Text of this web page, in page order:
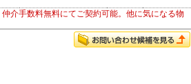
介手数料無料にてご契約可能。他に気になる物